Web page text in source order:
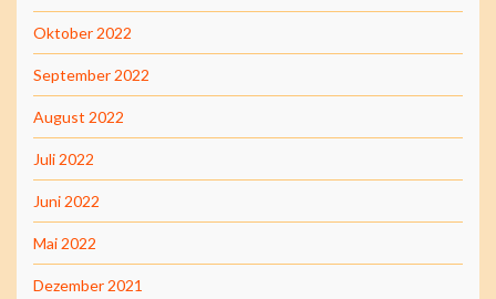
Oktober 2022
September 2022
August 2022
Juli 2022
Juni 2022
Mai 2022
Dezember 2021